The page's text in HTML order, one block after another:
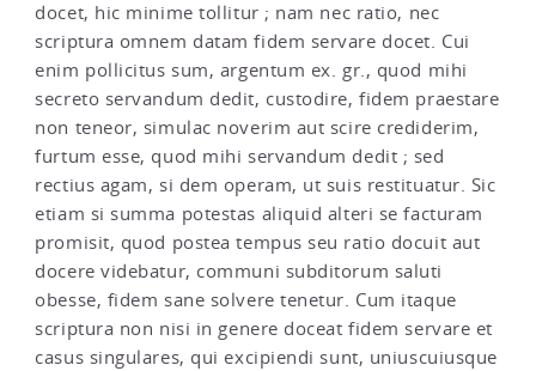
docet, hic minime tollitur ; nam nec ratio, nec
scriptura omnem datam fidem servare docet. Cui
enim pollicitus sum, argentum ex. gr., quod mihi
secreto servandum dedit, custodire, fidem praestare
non teneor, simulac noverim aut scire crediderim,
furtum esse, quod mihi servandum dedit ; sed
rectius agam, si dem operam, ut suis restituatur. Sic
etiam si summa potestas aliquid alteri se facturam
promisit, quod postea tempus seu ratio docuit aut
docere videbatur, communi subditorum saluti
obesse, fidem sane solvere tenetur. Cum itaque
scriptura non nisi in genere doceat fidem servare et
casus singulares, qui excipiendi sunt, uniuscuiusque